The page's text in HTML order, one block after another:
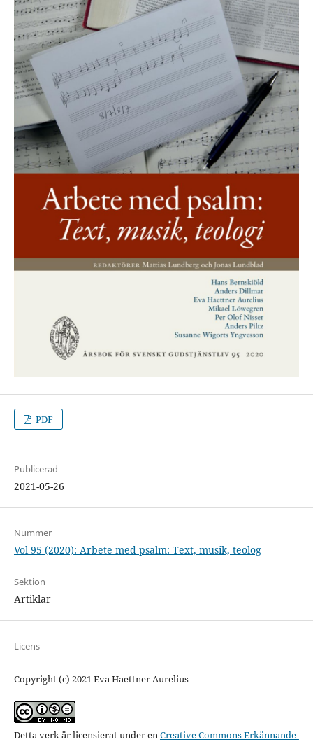
PDF
Publicerad
2021-05-26
Nummer
Vol 95 (2020): Arbete med psalm: Text, musik, teolog
Sektion
Artiklar
Licens
Copyright (c) 2021 Eva Haettner Aurelius
Detta verk är licensierat under en Creative Commons Erkännande-